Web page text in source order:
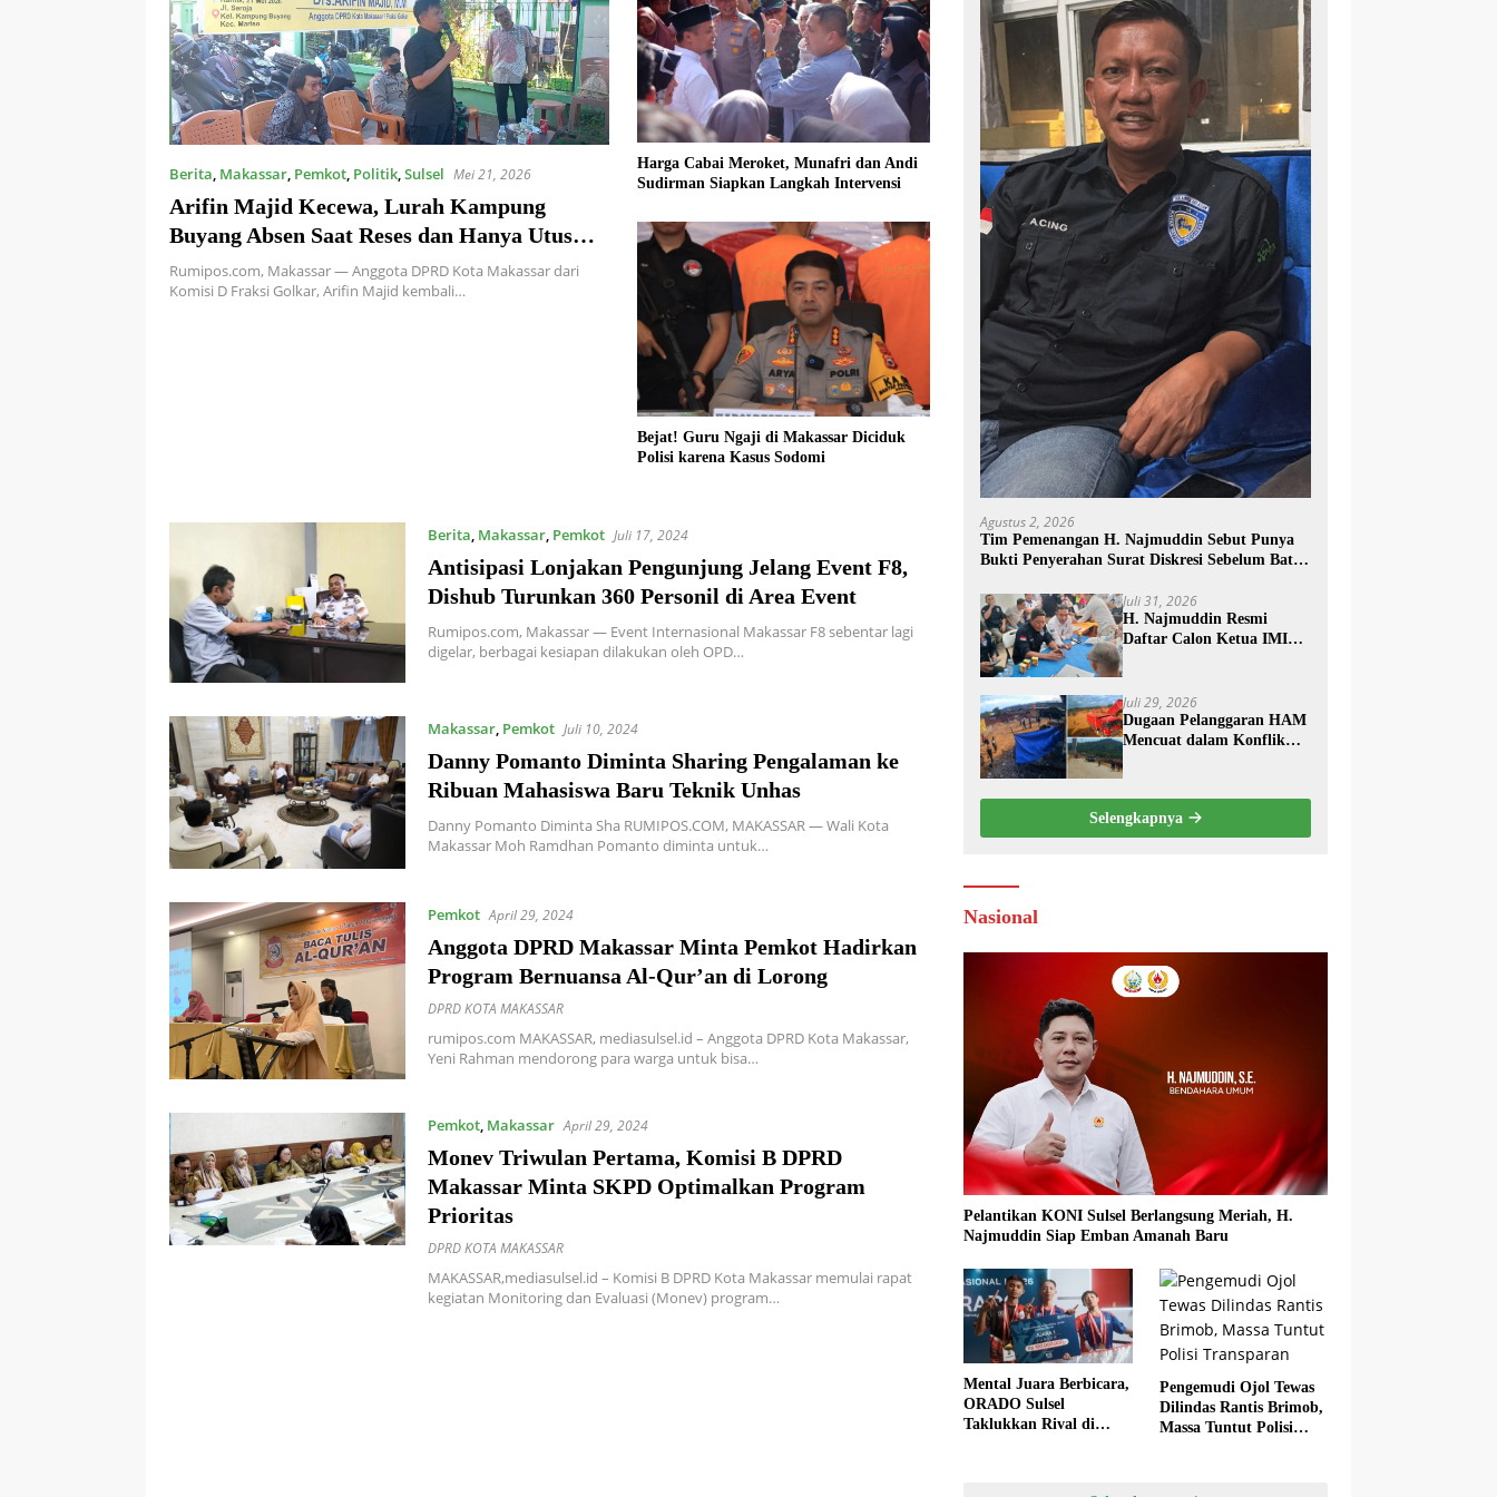
Berita, Makassar, Pemkot, Politik,Sulsel Mei 21, 2026
Arifin Majid Kecewa, Lurah Kampung
Buyang Absen Saat Reses dan Hanya Utus
P3K Paruh Waktu
Rumipos.com, Makassar — Anggota DPRD Kota Makassar dari
Komisi D Fraksi Golkar, Arifin Majid kembali…
Harga Cabai Meroket, Munafri dan Andi
Sudirman Siapkan Langkah Intervensi
Bejat! Guru Ngaji di Makassar Diciduk
Polisi karena Kasus Sodomi
Berita, Makassar, Pemkot Juli 17, 2024
Antisipasi Lonjakan Pengunjung Jelang Event F8,
Dishub Turunkan 360 Personil di Area Event
Rumipos.com, Makassar — Event Internasional Makassar F8 sebentar lagi
digelar, berbagai kesiapan dilakukan oleh OPD…
Makassar, Pemkot Juli 10, 2024
Danny Pomanto Diminta Sharing Pengalaman ke
Ribuan Mahasiswa Baru Teknik Unhas
Danny Pomanto Diminta Sha RUMIPOS.COM, MAKASSAR — Wali Kota
Makassar Moh Ramdhan Pomanto diminta untuk…
Pemkot April 29, 2024
Anggota DPRD Makassar Minta Pemkot Hadirkan
Program Bernuansa Al-Qur’an di Lorong
DPRD KOTA MAKASSAR
rumipos.com MAKASSAR, mediasulsel.id – Anggota DPRD Kota Makassar,
Yeni Rahman mendorong para warga untuk bisa…
Pemkot, Makassar April 29, 2024
Monev Triwulan Pertama, Komisi B DPRD
Makassar Minta SKPD Optimalkan Program
Prioritas
DPRD KOTA MAKASSAR
MAKASSAR,mediasulsel.id – Komisi B DPRD Kota Makassar memulai rapat
kegiatan Monitoring dan Evaluasi (Monev) program…
Agustus 2, 2026
Tim Pemenangan H. Najmuddin Sebut Punya
Bukti Penyerahan Surat Diskresi Sebelum Batas
Juli 31, 2026
H. Najmuddin Resmi
Daftar Calon Ketua IMI
Prestasi”
Juli 29, 2026
Dugaan Pelanggaran HAM
Mencuat dalam Konflik
Hukum
Selengkapnya
Nasional
Pelantikan KONI Sulsel Berlangsung Meriah, H.
Najmuddin Siap Emban Amanah Baru
Mental Juara Berbicara,
ORADO Sulsel
Taklukkan Rival di
Pengemudi Ojol Tewas
Dilindas Rantis Brimob,
Massa Tuntut Polisi